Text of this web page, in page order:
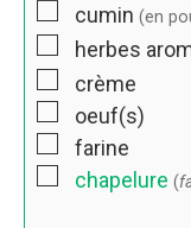
cumin (en
herbes
crème
oeuf(s)
farine
chapelure (